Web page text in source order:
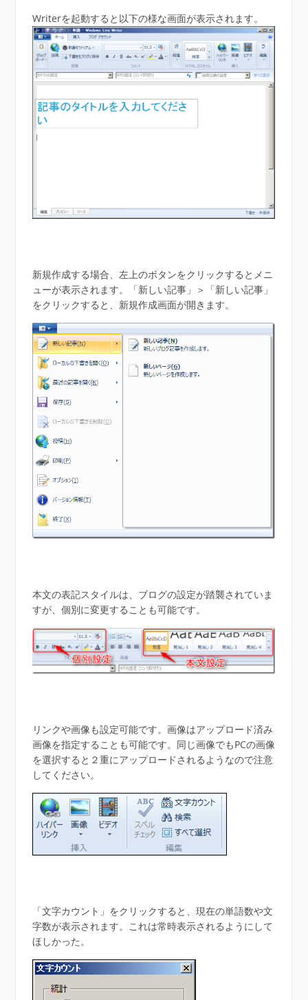
Writerを起動すると以下の様な画面が表示されます。
新規作成する場合、左上のボタンをクリックするとメニ
ューが表示されます。「新しい記事」＞「新しい記事」
をクリックすると、新規作成画面が開きます。
本文の表記スタイルは、ブログの設定が踏襲されていま
すが、個別に変更することも可能です。
リンクや画像も設定可能です。画像はアップロード済み
画像を指定することも可能です。同じ画像でもPCの画像
を選択すると２重にアップロードされるようなので注意
してください。
「文字カウント」をクリックすると、現在の単語数や文
字数が表示されます。これは常時表示されるようにして
ほしかった。